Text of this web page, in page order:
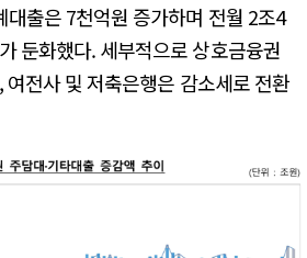
대출은 7천억원 증가하며 전월 2조4
둔화했다. 세부적으로 상호금융권
여전사 및 저축은행은 감소세로 전환